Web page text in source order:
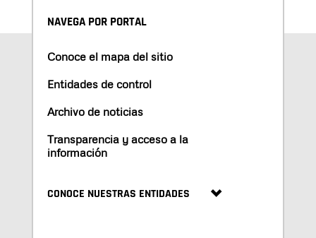
NAVEGA POR PORTAL
Conoce el mapa del sitio
Entidades de control
Archivo de noticias
Transparencia y acceso a la
información
CONOCE NUESTRAS ENTIDADES